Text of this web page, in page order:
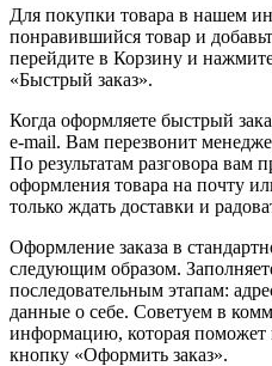
Для покупки товара в нашем
понравившийся товар и
перейдите в Корзину и
«Быстрый заказ».
Когда оформляете быстрый
e-mail. Вам перезвонит
По результатам разговора вам
оформления товара на почту
только ждать доставки и
Оформление заказа в
следующим образом.
последовательным этапам:
данные о себе. Советуем в
информацию, которая поможет
кнопку «Оформить заказ».